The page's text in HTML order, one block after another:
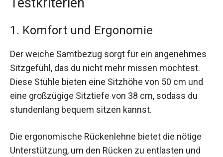
Testkriterien
1. Komfort und Ergonomie
Der weiche Samtbezug sorgt für ein angenehmes
Sitzgefühl, das du nicht mehr missen möchtest.
Diese Stühle bieten eine Sitzhöhe von 50 cm und
eine großzügige Sitztiefe von 38 cm, sodass du
stundenlang bequem sitzen kannst.
Die ergonomische Rückenlehne bietet die nötige
Unterstützung, um den Rücken zu entlasten und